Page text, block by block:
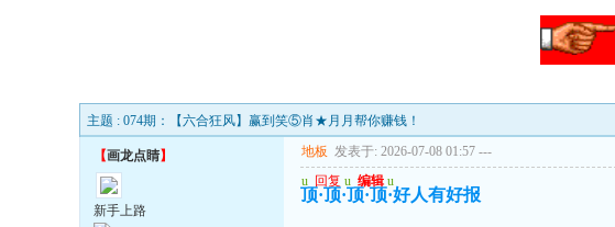
主题 : 074期：【六合狂风】赢到笑⑤肖★月月帮你赚钱！
【画龙点睛】
新手上路
地板 发表于: 2026-07-08 01:57 ---
u 回复 u 编辑 u
顶·顶·顶·顶·好人有好报